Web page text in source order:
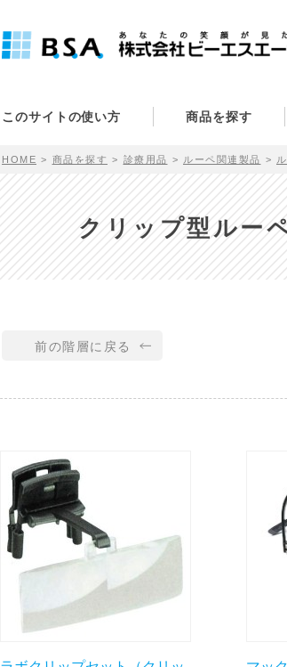
このサイトの使い方 商品を探す
HOME 商品を探す 診療用品 ルーペ関連製品
クリップ型ルー
前の階層に戻る